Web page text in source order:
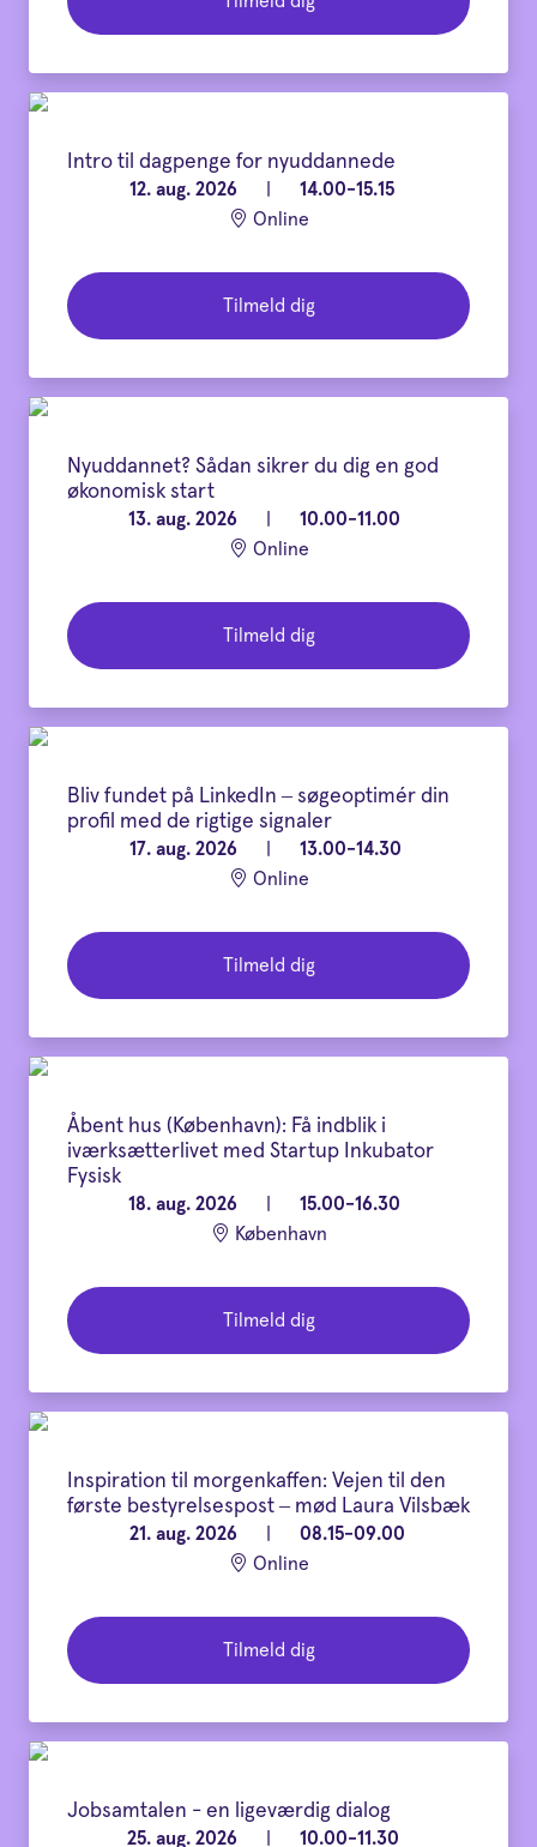
Intro til dagpenge for nyuddannede
12. aug. 2026
14.00-15.15
Online
Tilmeld dig
Nyuddannet? Sådan sikrer du dig en god
økonomisk start
13. aug. 2026
10.00-11.00
Online
Tilmeld dig
Bliv fundet på LinkedIn – søgeoptimér din
profil med de rigtige signaler
17. aug. 2026
13.00-14.30
Online
Tilmeld dig
Åbent hus (København): Få indblik i
iværksætterlivet med Startup Inkubator
Fysisk
18. aug. 2026
15.00-16.30
København
Tilmeld dig
Inspiration til morgenkaffen: Vejen til den
første bestyrelsespost – mød Laura Vilsbæk
21. aug. 2026
08.15-09.00
Online
Tilmeld dig
Jobsamtalen - en ligeværdig dialog
25. aug. 2026
10.00-11.30